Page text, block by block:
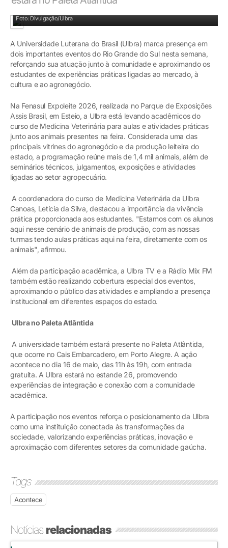
Foto: Divulgação/Ulbra
A Universidade Luterana do Brasil (Ulbra) marca presença em
dois importantes eventos do Rio Grande do Sul nesta semana,
reforçando sua atuação junto à comunidade e aproximando os
estudantes de experiências práticas ligadas ao mercado, à
cultura e ao agronegócio.
Na Fenasul Expoleite 2026, realizada no Parque de Exposições
Assis Brasil, em Esteio, a Ulbra está levando acadêmicos do
curso de Medicina Veterinária para aulas e atividades práticas
junto aos animais presentes na feira. Considerada uma das
principais vitrines do agronegócio e da produção leiteira do
estado, a programação reúne mais de 1,4 mil animais, além de
seminários técnicos, julgamentos, exposições e atividades
ligadas ao setor agropecuário.
A coordenadora do curso de Medicina Veterinária da Ulbra
Canoas, Letícia da Silva, destacou a importância da vivência
prática proporcionada aos estudantes. "Estamos com os alunos
aqui nesse cenário de animais de produção, com as nossas
turmas tendo aulas práticas aqui na feira, diretamente com os
animais", afirmou.
Além da participação acadêmica, a Ulbra TV e a Rádio Mix FM
também estão realizando cobertura especial dos eventos,
aproximando o público das atividades e ampliando a presença
institucional em diferentes espaços do estado.
Ulbra no Paleta Atlântida
A universidade também estará presente no Paleta Atlântida,
que ocorre no Cais Embarcadero, em Porto Alegre. A ação
acontece no dia 16 de maio, das 11h às 19h, com entrada
gratuita. A Ulbra estará no estande 26, promovendo
experiências de integração e conexão com a comunidade
acadêmica.
A participação nos eventos reforça o posicionamento da Ulbra
como uma instituição conectada às transformações da
sociedade, valorizando experiências práticas, inovação e
aproximação com diferentes setores da comunidade gaúcha.
Tags
Acontece
Notíciasrelacionadas